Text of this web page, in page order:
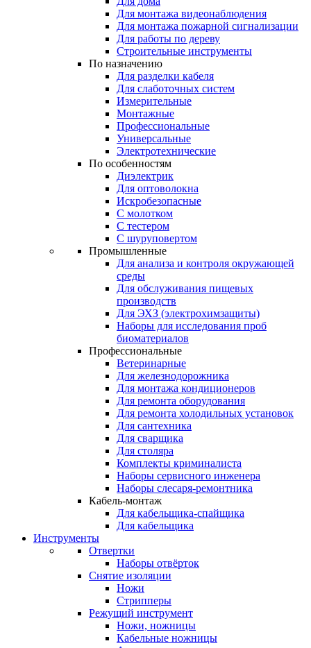
Для монтажа видеонаблюдения
Для монтажа пожарной сигнализации
Для работы по дереву
Строительные инструменты
По назначению
Для разделки кабеля
Для слаботочных систем
Измерительные
Монтажные
Профессиональные
Универсальные
Электротехнические
По особенностям
Диэлектрик
Для оптоволокна
Искробезопасные
С молотком
С тестером
С шуруповертом
Промышленные
Для анализа и контроля окружающей
среды
Для обслуживания пищевых
производств
Для ЭХЗ (электрохимзащиты)
Наборы для исследования проб
биоматериалов
Профессиональные
Ветеринарные
Для железнодорожника
Для монтажа кондиционеров
Для ремонта оборудования
Для ремонта холодильных установок
Для сантехника
Для сварщика
Для столяра
Комплекты криминалиста
Наборы сервисного инженера
Наборы слесаря-ремонтника
Кабель-монтаж
Для кабельщика-спайщика
Для кабельщика
Инструменты
Отвертки
Наборы отвёрток
Снятие изоляции
Ножи
Стрипперы
Режущий инструмент
Ножи, ножницы
Кабельные ножницы